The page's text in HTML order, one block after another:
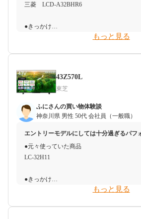
●搬入・受取・開封・設置時のトラブル
●使ってみた感想（良かったこと）
来の洗濯機と比べても頑固な汚れが効果的
に仕上がりました。
又、ULTRA FINE BUBBLEの洗浄効果によ
ッキリするということに満足しました。特
いた子供の洋服を洗うと、洗濯後にはスッ
●使ってみた感想（悪かったこと）
水や電気の消費量が多い: ULTRA FINE
想像していたよりも水や電気の消費量が多
●懸念点
ンド力もあり、そこまで人の口コミは気に
ちらかと言うと、他サイトの値段との比較
●搬入・受取・開封・設置時のトラブル
とてもきれいな梱包で、久々に良いものを
ました。
●使ってみた感想（良かったこと）
特に気になりません。また連続使用時間も
長く使用するほど部屋も広くないのでとて
族で使用する際は、メインの掃除機と、今
品です。普通の掃除機を買おうと場所を取
入っていませんでしたが、今回の商品はス
量販店、炊飯器コーナーでトップ３の展示
ばさん店員が、全力押ししてきた、おばさ
あり火力もありそうで、保温時に再加熱機
くお米が食べられると思い、そこが決め手
●懸念点
購入予定の物じゃない物を、ある意味、衝
す。おばさん店員の一押しだったので、信
ました。
以前のもの、そして購入予定していたもの
三菱 LCD-A32BHR6
●きっかけ
以前は32型のテレビを使用していましたが
●予算感
新居の居間の広さから55型がいいのではと
またドラマなどの動画配信をよく観ている
くいという有機ELがいいのではと思いまし
●迷った商品
ソニーの55型有機ELテレビですが店頭で見
もっと見る
43Z570L
東芝
ふにさんの買い物体験談
神奈川県 男性 50代 会社員（一般職）
エントリーモデルにしては十分過ぎるパフ
●元々使っていた商品
LC-32H11
●きっかけ
使っていたテレビが調子が悪くなり直すの
もっと見る